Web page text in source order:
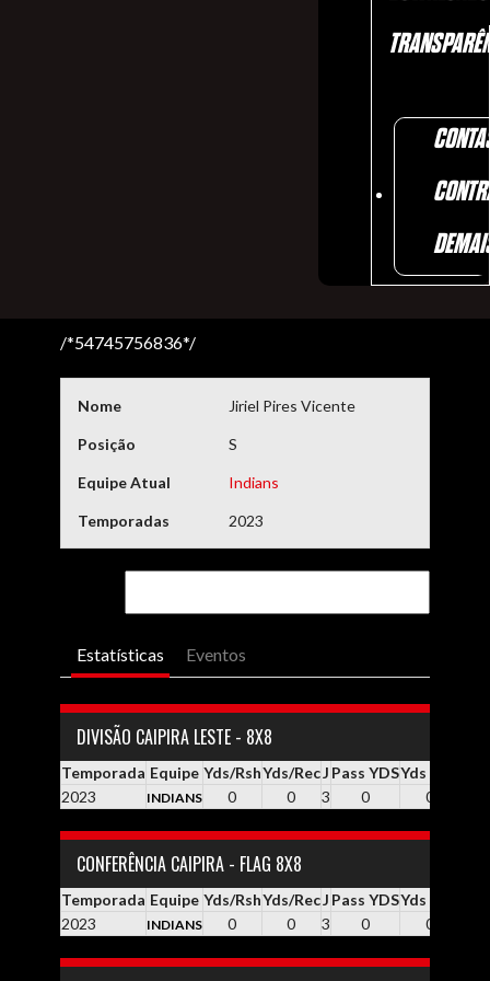
/*54745756836*/
Nome Jiriel Pires Vicente
Posição S
Equipe Atual Indians
Temporadas 2023
Estatísticas Eventos
DIVISÃO CAIPIRA LESTE - 8X8
Temporada Equipe Yds/RshYds/RecJ Pass YDSYds / Pass
2023
INDIANS 0 0 3 0 0.0
CONFERÊNCIA CAIPIRA - FLAG 8X8
Temporada Equipe Yds/RshYds/RecJ Pass YDSYds / Pass
2023
INDIANS 0 0 3 0 0.0